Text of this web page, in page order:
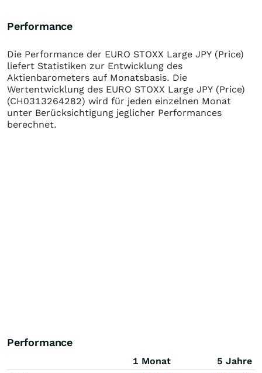
Performance
Die Performance der EURO STOXX Large JPY (Price)
liefert Statistiken zur Entwicklung des
Aktienbarometers auf Monatsbasis. Die
Wertentwicklung des EURO STOXX Large JPY (Price)
(CH0313264282) wird für jeden einzelnen Monat
unter Berücksichtigung jeglicher Performances
berechnet.
Performance
1 Monat
5 Jahre